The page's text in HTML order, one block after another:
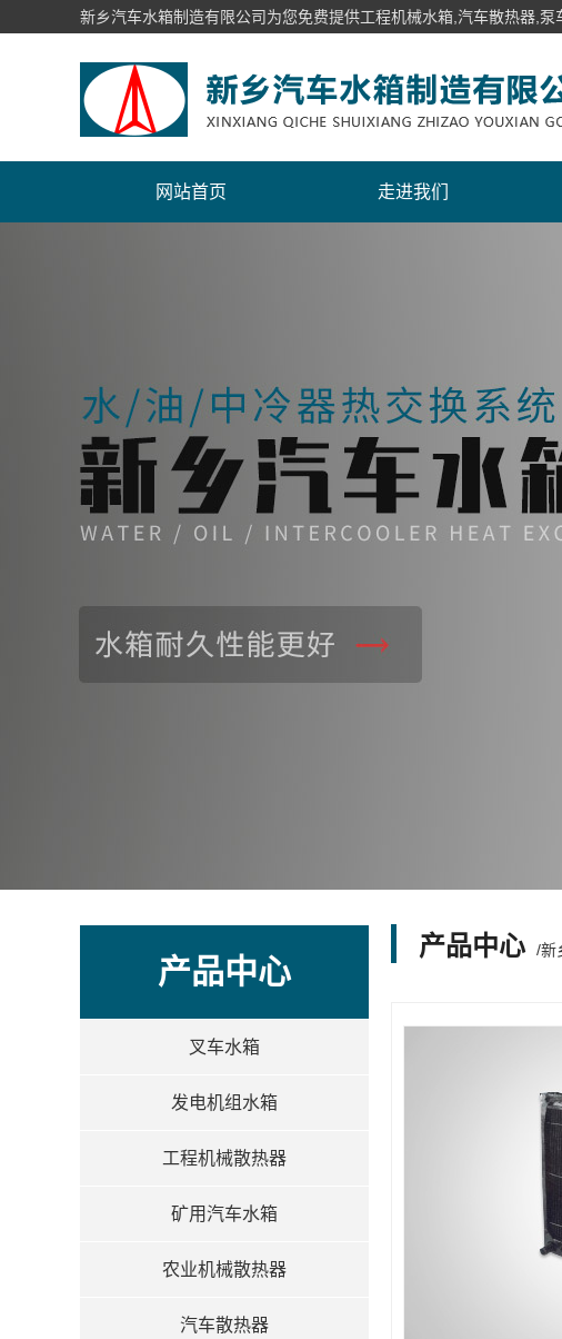
新乡汽车水箱制造有限公司为您免费提供工程机械水箱,汽车散热器,泵
网站首页 走进我们
产品中心 /新
产品中心
叉车水箱
发电机组水箱
工程机械散热器
矿用汽车水箱
农业机械散热器
汽车散热器